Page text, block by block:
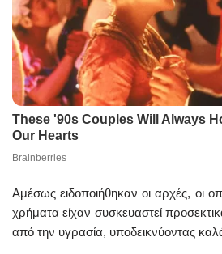
Αμέσως ειδοποιήθηκαν οι αρχές, οι
χρήματα είχαν συσκευαστεί
από την υγρασία, υποδεικνύοντας